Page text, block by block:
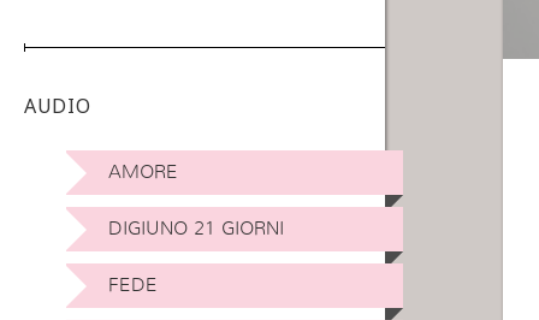
AUDIO
AMORE
DIGIUNO 21 GIORNI
FEDE